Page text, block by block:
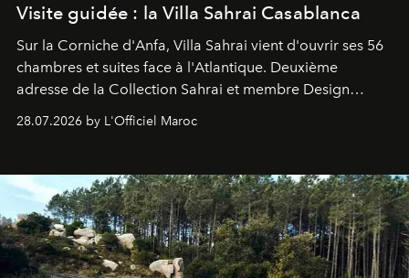
Visite guidée : la Villa Sahrai Casablanca
Sur la Corniche d'Anfa, Villa Sahrai vient d'ouvrir ses 56
chambres et suites face à l'Atlantique. Deuxième
adresse de la Collection Sahrai et membre Design
Pillet promet un lieu de vie complet. On y a déjeuné…
28.07.2026 by L'Officiel Maroc